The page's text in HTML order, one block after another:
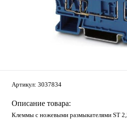
Артикул: 3037834
Описание товара:
Клеммы с ножевыми размыкателями ST